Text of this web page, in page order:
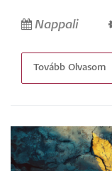
Nappali
Tovább Olvasom